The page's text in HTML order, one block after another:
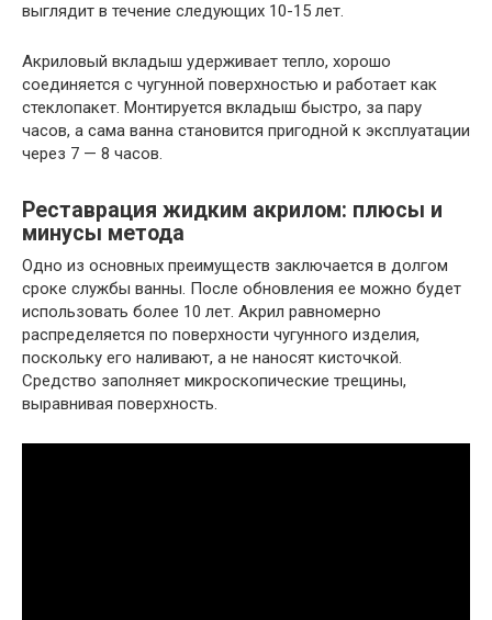
выглядит в течение следующих 10-15 лет.
Акриловый вкладыш удерживает тепло, хорошо
соединяется с чугунной поверхностью и работает как
стеклопакет. Монтируется вкладыш быстро, за пару
часов, а сама ванна становится пригодной к эксплуатации
через 7 — 8 часов.
Реставрация жидким акрилом: плюсы и
минусы метода
Одно из основных преимуществ заключается в долгом
сроке службы ванны. После обновления ее можно будет
использовать более 10 лет. Акрил равномерно
распределяется по поверхности чугунного изделия,
поскольку его наливают, а не наносят кисточкой.
Средство заполняет микроскопические трещины,
выравнивая поверхность.